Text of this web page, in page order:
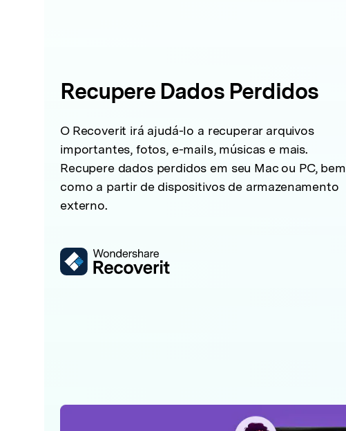
Recupere Dados Perdidos
O Recoverit irá ajudá-lo a recuperar arquivos
importantes, fotos, e-mails, músicas e mais.
Recupere dados perdidos em seu Mac ou PC, bem
como a partir de dispositivos de armazenamento
externo.